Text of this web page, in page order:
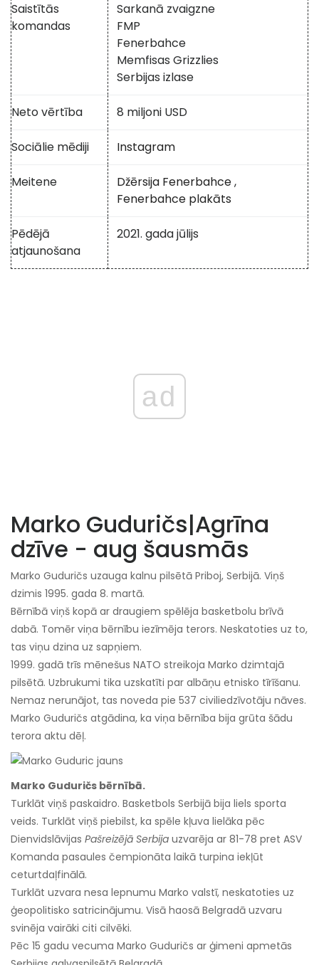
Saistītās
komandas
Sarkanā zvaigzne
FMP
Fenerbahce
Memfisas Grizzlies
Serbijas izlase
Neto vērtība 8 miljoni USD
Sociālie mēdiji Instagram
Meitene Džērsija Fenerbahce,
Fenerbahce plakāts
Pēdējā
atjaunošana
2021. gada jūlijs
ad
Marko Guduričs|Agrīna
dzīve - aug šausmās
Marko Guduričs uzauga kalnu pilsētā Priboj, Serbijā. Viņš
dzimis 1995. gada 8. martā.
Bērnībā viņš kopā ar draugiem spēlēja basketbolu brīvā
dabā. Tomēr viņa bērnību iezīmēja terors. Neskatoties uz to,
tas viņu dzina uz sapņiem.
1999. gadā trīs mēnešus NATO streikoja Marko dzimtajā
pilsētā. Uzbrukumi tika uzskatīti par albāņu etnisko tīrīšanu.
Nemaz nerunājot, tas noveda pie 537 civiliedzīvotāju nāves.
Marko Guduričs atgādina, ka viņa bērnība bija grūta šādu
terora aktu dēļ.
Marko Guduričs bērnībā.
Turklāt viņš paskaidro. Basketbols Serbijā bija liels sporta
veids. Turklāt viņš piebilst, ka spēle kļuva lielāka pēc
Dienvidslāvijas Pašreizējā Serbija uzvarēja ar 81-78 pret ASV
Komanda pasaules čempionāta laikā turpina iekļūt
ceturtdaļfinālā.
Turklāt uzvara nesa lepnumu Marko valstī, neskatoties uz
ģeopolitisko satricinājumu. Visā haosā Belgradā uzvaru
svinēja vairāki citi cilvēki.
Pēc 15 gadu vecuma Marko Guduričs ar ģimeni apmetās